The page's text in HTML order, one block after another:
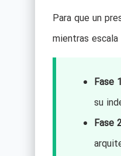
Para que un
mientras
Fase
su
Fase